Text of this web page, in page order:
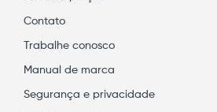
Contato
Trabalhe conosco
Manual de marca
Segurança e privacidade